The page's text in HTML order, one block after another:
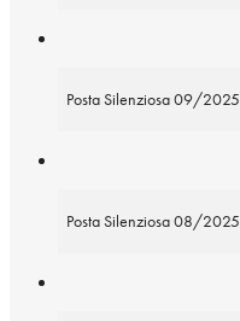
Posta Silenziosa 09/2025
Posta Silenziosa 08/2025